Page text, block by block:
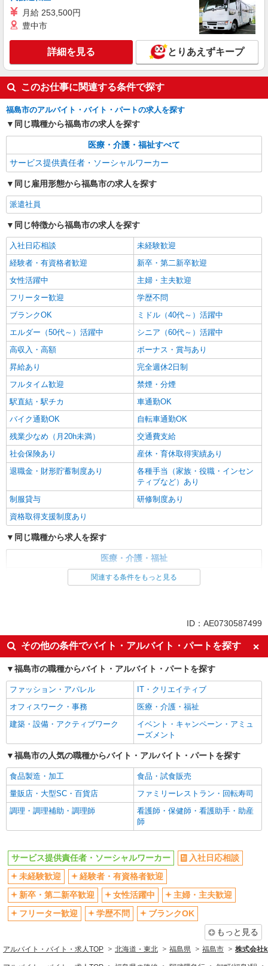
月給 253,500円
豊中市
詳細を見る とりあえずキープ
このお仕事に関連する条件で探す
福島市のアルバイト・バイト・パートの求人を探す
同じ職種から福島市の求人を探す
医療・介護・福祉すべて
サービス提供責任者・ソーシャルワーカー
同じ雇用形態から福島市の求人を探す
派遣社員
同じ特徴から福島市の求人を探す
入社日応相談
未経験歓迎
経験者・有資格者歓迎
新卒・第二新卒歓迎
女性活躍中
主婦・主夫歓迎
フリーター歓迎
学歴不問
ブランクOK
ミドル（40代～）活躍中
エルダー（50代～）活躍中
シニア（60代～）活躍中
高収入・高額
ボーナス・賞与あり
昇給あり
完全週休2日制
フルタイム歓迎
禁煙・分煙
駅直結・駅チカ
車通勤OK
バイク通勤OK
自転車通勤OK
残業少なめ（月20h未満）
交通費支給
社会保険あり
産休・育休取得実績あり
退職金・財形貯蓄制度あり
各種手当（家族・役職・インセン
ティブなど）あり
制服貸与
研修制度あり
資格取得支援制度あり
同じ職種から求人を探す
医療・介護・福祉
サービス提供責任者・ソーシャルワーカー
ボーナス・賞与あり
車通勤OK
交通費支給
社会保険あり
産休・育休取得実績あり
関連する条件をもっと見る
ID：AE0730587499
その他の条件でバイト・アルバイト・パートを探す
福島市の職種からバイト・アルバイト・パートを探す
ファッション・アパレル
IT・クリエイティブ
オフィスワーク・事務
医療・介護・福祉
建築・設備・アクティブワーク
イベント・キャンペーン・アミュ
ーズメント
福島市の人気の職種からバイト・アルバイト・パートを探す
食品製造・加工
食品・試食販売
量販店・大型SC・百貨店
ファミリーレストラン・回転寿司
調理・調理補助・調理師
看護師・保健師・看護助手・助産
師
サービス提供責任者・ソーシャルワーカー
入社日応相談
未経験歓迎
経験者・有資格者歓迎
新卒・第二新卒歓迎
女性活躍中
主婦・主夫歓迎
フリーター歓迎
学歴不問
ブランクOK
もっと見る
アルバイト・バイト・求人TOP 北海道・東北 福島県 福島市 株式会社